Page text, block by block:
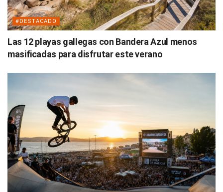
#DESTACADO
Las 12 playas gallegas con Bandera Azul menos
masificadas para disfrutar este verano